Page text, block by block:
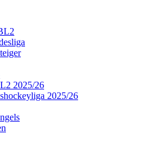
2025/26
2025/26